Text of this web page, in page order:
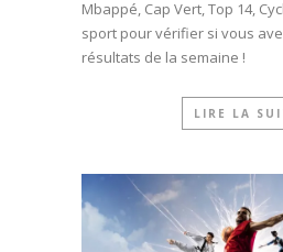
Mbappé, Cap Vert, Top 14,
sport pour vérifier si vous
résultats de la semaine !
LIRE LA